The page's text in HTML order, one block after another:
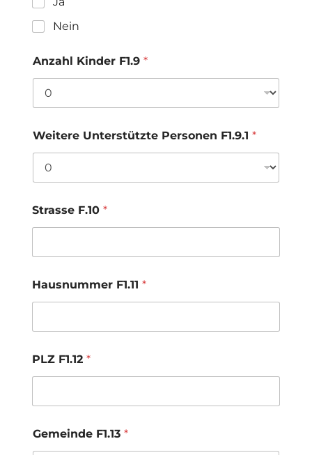
Nein
Anzahl Kinder F1.9 *
Weitere Unterstützte Personen F1.9.1 *
Strasse F.10 *
Hausnummer F1.11 *
PLZ F1.12 *
Gemeinde F1.13 *